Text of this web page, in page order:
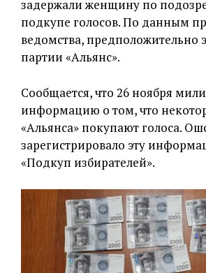
задержали женщину по
подкупе голосов. По данным
ведомства, предположительно
партии «Альянс».
Сообщается, что 26 ноября
информацию о том, что
«Альянса» покупают голоса.
зарегистрировало эту
«Подкуп избирателей».